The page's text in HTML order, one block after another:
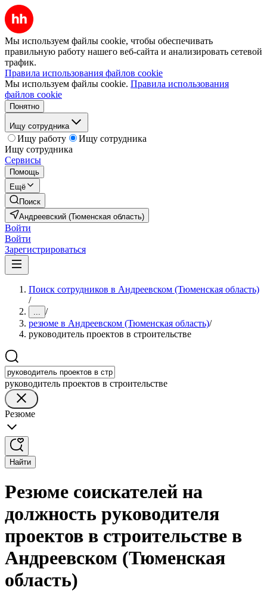
Мы используем файлы cookie, чтобы обеспечивать
правильную работу нашего веб-сайта и анализировать сетевой
трафик.
Правила использования файлов cookie
Мы используем файлы cookie. Правила использования
файлов cookie
Понятно
Ищу сотрудника
Ищу работу
Ищу сотрудника
Ищу сотрудника
Сервисы
Помощь
Ещё
Поиск
Андреевский (Тюменская область)
Войти
Войти
Зарегистрироваться
Поиск сотрудников в Андреевском (Тюменская область)
/
... /
резюме в Андреевском (Тюменская область)/
руководитель проектов в строительстве
руководитель проектов в строительстве
Резюме
Найти
Резюме соискателей на
должность руководителя
проектов в строительстве в
Андреевском (Тюменская
область)